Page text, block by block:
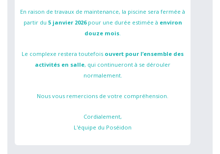
En raison de travaux de maintenance, la piscine sera fermée à
partir du 5 janvier 2026pour une durée estimée à environ
douze mois
Le complexe restera toutefois ouvert pour l’ensemble des
activités en salle, qui continueront à se dérouler
normalement.
Nous vous remercions de votre compréhension.
Cordialement,
L'équipe du Poséidon